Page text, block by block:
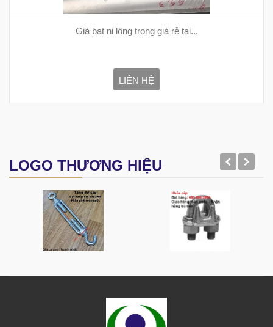
Giá bạt ni lông trong giá rẻ tại...
LIÊN HỆ
LOGO THƯƠNG HIỆU